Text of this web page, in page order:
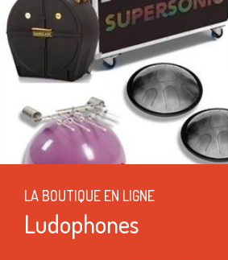
LA BOUTIQUE EN LIGNE
Ludophones